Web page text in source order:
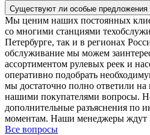
Существуют ли особые предложения
Мы ценим наших постоянных
со многими станциями
Петербурге, так и в регионах
обслуживание мы можем
ассортиментом рулевых реек и
оперативно подобрать
мы достаточно полно ответили на
нашими покупателями вопросы.
дополнительные разъяснения по
моментам. Наши менеджеры ждут
Все вопросы